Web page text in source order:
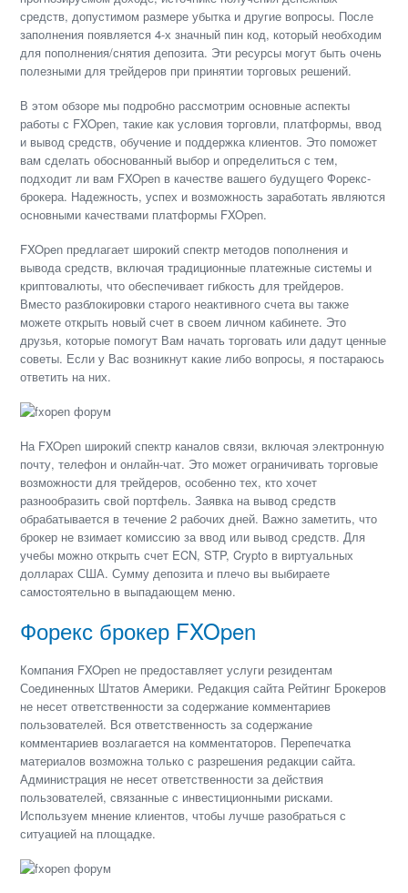
средств, допустимом размере убытка и другие вопросы. После
заполнения появляется 4-х значный пин код, который необходим
для пополнения/снятия депозита. Эти ресурсы могут быть очень
полезными для трейдеров при принятии торговых решений.
В этом обзоре мы подробно рассмотрим основные аспекты
работы с FXOpen, такие как условия торговли, платформы, ввод
и вывод средств, обучение и поддержка клиентов. Это поможет
вам сделать обоснованный выбор и определиться с тем,
подходит ли вам FXOpen в качестве вашего будущего Форекс-
брокера. Надежность, успех и возможность заработать являются
основными качествами платформы FXOpen.
FXOpen предлагает широкий спектр методов пополнения и
вывода средств, включая традиционные платежные системы и
криптовалюты, что обеспечивает гибкость для трейдеров.
Вместо разблокировки старого неактивного счета вы также
можете открыть новый счет в своем личном кабинете. Это
друзья, которые помогут Вам начать торговать или дадут ценные
советы. Если у Вас возникнут какие либо вопросы, я постараюсь
ответить на них.
На FXOpen широкий спектр каналов связи, включая электронную
почту, телефон и онлайн-чат. Это может ограничивать торговые
возможности для трейдеров, особенно тех, кто хочет
разнообразить свой портфель. Заявка на вывод средств
обрабатывается в течение 2 рабочих дней. Важно заметить, что
брокер не взимает комиссию за ввод или вывод средств. Для
учебы можно открыть счет ECN, STP, Crypto в виртуальных
долларах США. Сумму депозита и плечо вы выбираете
самостоятельно в выпадающем меню.
Форекс брокер FXOpen
Компания FXOpen не предоставляет услуги резидентам
Соединенных Штатов Америки. Редакция сайта Рейтинг Брокеров
не несет ответственности за содержание комментариев
пользователей. Вся ответственность за содержание
комментариев возлагается на комментаторов. Перепечатка
материалов возможна только с разрешения редакции сайта.
Администрация не несет ответственности за действия
пользователей, связанные с инвестиционными рисками.
Используем мнение клиентов, чтобы лучше разобраться с
ситуацией на площадке.